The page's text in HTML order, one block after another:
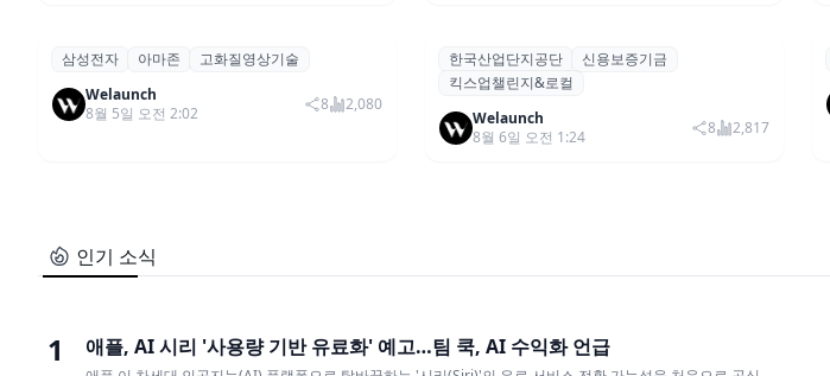
기타
삼성전자·아마존, 프라임 비디오에
‘HDR10+ 어드밴스드’ 적용
삼성전자 아마존
고화질영상기술
Welaunch
8월 5일 오전 2:02
8 2,080
모집,지원
산단공·신보, 2026 ‘킥스업 챌린지&로
컬’ 참여 스타트업 모집
한국산업단지공단
신용보증기금
킥스업챌린지&로컬
Welaunch
8월 6일 오전 1:24
8 2,817
인기 소식
1 애플, AI 시리 '사용량 기반 유료화' 예고…팀 쿡, AI 수익화 언급